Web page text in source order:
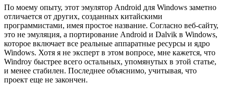
По моему опыту, этот эмулятор Android для Windows заметно
отличается от других, созданных китайскими
программистами, имея простое название. Согласно веб-сайту,
это не эмуляция, а портирование Android и Dalvik в Windows,
которое включает все реальные аппаратные ресурсы и ядро
Windows. Хотя я не эксперт в этом вопросе, мне кажется, что
Windroy быстрее всего остальных, упомянутых в этой статье,
и менее стабилен. Последнее объяснимо, учитывая, что
проект еще не закончен.